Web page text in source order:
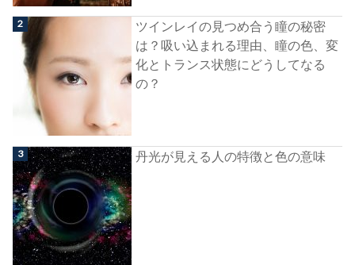
ツインレイの見つめ合う瞳の秘密
は？吸い込まれる理由、瞳の色、変
化とトランス状態にどうしてなる
の？
丹光が見える人の特徴と色の意味